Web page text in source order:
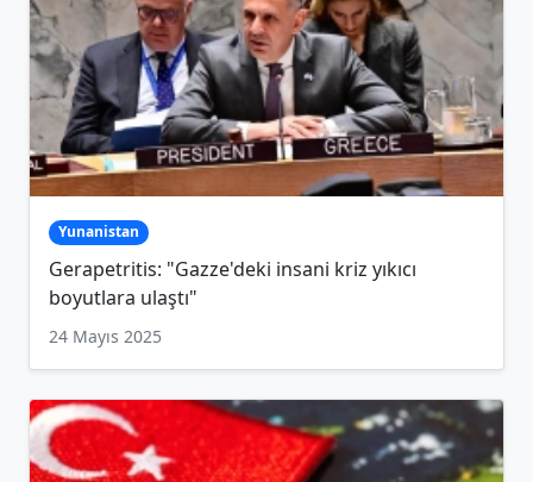
Yunanistan
Gerapetritis: "Gazze'deki insani kriz yıkıcı
boyutlara ulaştı"
24 Mayıs 2025